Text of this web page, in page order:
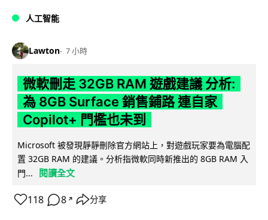
人工智能
Lawton 7 小時
微軟刪走 32GB RAM 遊戲建議 分析:
為 8GB Surface 銷售鋪路 連自家
Copilot+ 門檻也未到
Microsoft 被發現靜靜刪除官方網站上，對遊戲玩家要為電腦配
置 32GB RAM 的建議。分析指微軟同時新推出的 8GB RAM 入
門...
閱讀全文
118 8 ↗ 分享